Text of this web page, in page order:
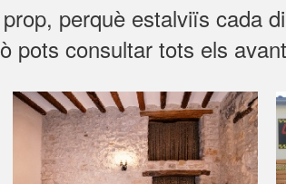
perquè estalviïs cada
pots consultar tots els